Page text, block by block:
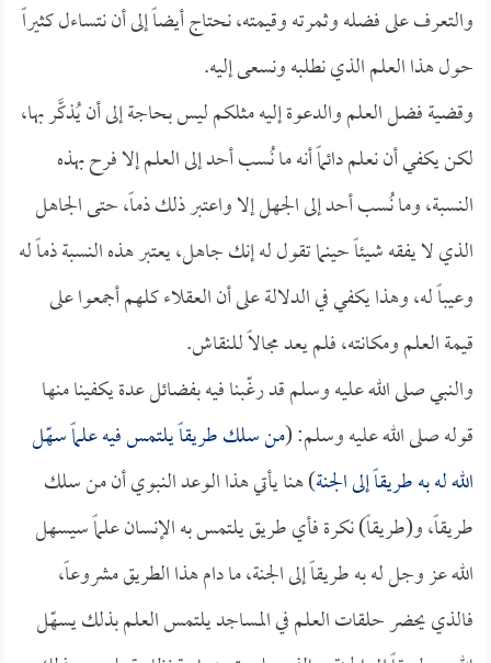
والتعرف على فضله وثمرته وقيمته، نحتاج أيضاً إلى أن نتساءل كثيراً
حول هذا العلم الذي نطلبه ونسعى إليه.
وقضية فضل العلم والدعوة إليه مثلكم ليس بحاجة إلى أن يُذكَّر بها،
لكن يكفي أن نعلم دائماً أنه ما نُسب أحد إلى العلم إلا فرح بهذه
النسبة، وما نُسب أحد إلى الجهل إلا واعتبر ذلك ذماً، حتى الجاهل
الذي لا يفقه شيئاً حينما تقول له إنك جاهل، يعتبر هذه النسبة ذماً له
وعيباً له، وهذا يكفي في الدلالة على أن العقلاء كلهم أجمعوا على
قيمة العلم ومكانته، فلم يعد مجالاً للنقاش.
والنبي صلى الله عليه وسلم قد رغّبنا فيه بفضائل عدة يكفينا منها
قوله صلى الله عليه وسلم: (من سلك طريقاً يلتمس فيه علماً سهّل
الله له به طريقاً إلى الجنة) هنا يأتي هذا الوعد النبوي أن من سلك
طريقاً، و(طريقاً) نكرة فأي طريق يلتمس به الإنسان علماً سيسهل
الله عز وجل له به طريقاً إلى الجنة، ما دام هذا الطريق مشروعاً،
فالذي يحضر حلقات العلم في المساجد يلتمس العلم بذلك يسهّل